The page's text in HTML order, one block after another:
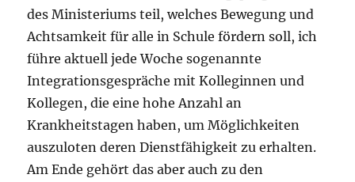
des Ministeriums teil, welches Bewegung und
Achtsamkeit für alle in Schule fördern soll, ich
führe aktuell jede Woche sogenannte
Integrationsgespräche mit Kolleginnen und
Kollegen, die eine hohe Anzahl an
Krankheitstagen haben, um Möglichkeiten
auszuloten deren Dienstfähigkeit zu erhalten.
Am Ende gehört das aber auch zu den